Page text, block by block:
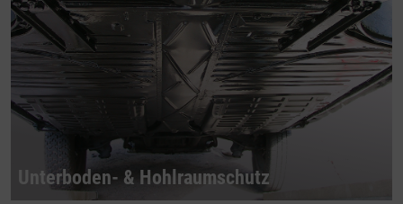
Unterboden- & Hohlraumschutz